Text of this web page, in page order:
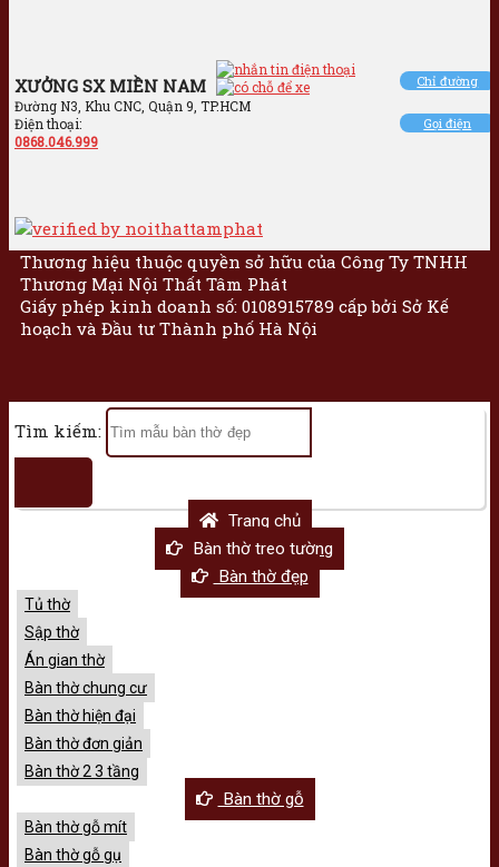
XƯỞNG SX MIỀN NAM
Đường N3, Khu CNC, Quận 9, TP.HCM
Điện thoại:
0868.046.999
Chỉ đường
Gọi điện
Thương hiệu thuộc quyền sở hữu của Công Ty TNHH
Thương Mại Nội Thất Tâm Phát
Giấy phép kinh doanh số: 0108915789 cấp bởi Sở Kế
hoạch và Đầu tư Thành phố Hà Nội
Tìm kiếm:
Trang chủ
Bàn thờ treo tường
Bàn thờ đẹp
Tủ thờ
Sập thờ
Án gian thờ
Bàn thờ chung cư
Bàn thờ hiện đại
Bàn thờ đơn giản
Bàn thờ 2 3 tầng
Bàn thờ gỗ
Bàn thờ gỗ mít
Bàn thờ gỗ gụ